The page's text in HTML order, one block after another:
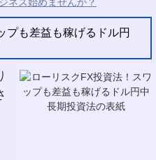
プも差益も稼げるドル円